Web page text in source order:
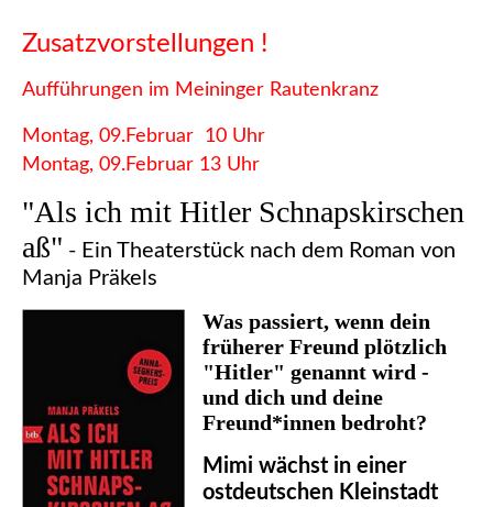
Zusatzvorstellungen !
Aufführungen im Meininger Rautenkranz
Montag, 09.Februar 10 Uhr
Montag, 09.Februar 13 Uhr
"Als ich mit Hitler Schnapskirschen
aß" - Ein Theaterstück nach dem Roman von
Manja Präkels
Was passiert, wenn dein
früherer Freund plötzlich
"Hitler" genannt wird -
und dich und deine
Freund*innen bedroht?
Mimi wächst in einer
ostdeutschen Kleinstadt